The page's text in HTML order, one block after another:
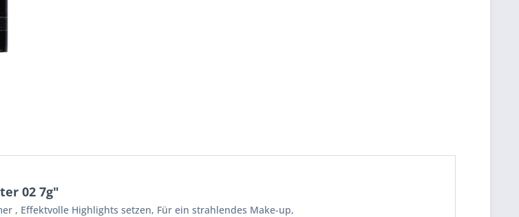
02 7g"
, Effektvolle Highlights setzen, Für ein strahlendes Make-up,